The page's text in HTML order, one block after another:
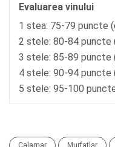
Evaluarea vinului
1 stea: 75-79 puncte
2 stele: 80-84 puncte
3 stele: 85-89 puncte
4 stele: 90-94 puncte
5 stele: 95-100
Calamar Murfatlar